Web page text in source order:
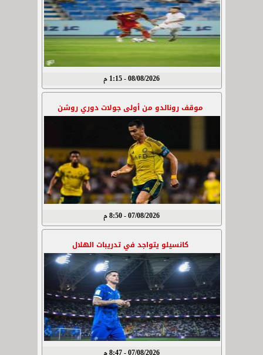
08/08/2026 - 1:15 م
موقف رونالدو من أولى جولات دوري روشن
07/08/2026 - 8:50 م
كانسيلو يتواجد في تدريبات الهلال